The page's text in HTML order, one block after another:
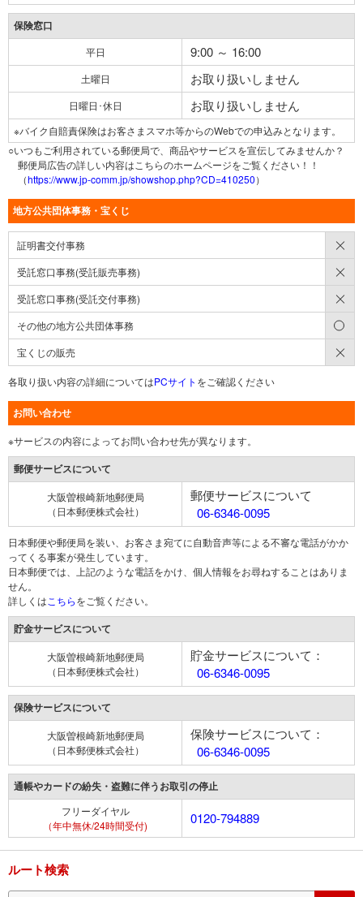
保険窓口
平日 9:00 ～ 16:00
土曜日 お取り扱いしません
日曜日･休日 お取り扱いしません
※バイク自賠責保険はお客さまスマホ等からのWebでの申込みとなります。
○いつもご利用されている郵便局で、商品やサービスを宣伝してみませんか？
郵便局広告の詳しい内容はこちらのホームページをご覧ください！！
（https://www.jp-comm.jp/showshop.php?CD=410250）
地方公共団体事務・宝くじ
証明書交付事務
受託窓口事務(受託販売事務)
受託窓口事務(受託交付事務)
その他の地方公共団体事務
宝くじの販売
各取り扱い内容の詳細についてはPCサイト をご確認ください
お問い合わせ
※サービスの内容によってお問い合わせ先が異なります。
郵便サービスについて
大阪曽根崎新地郵便局
（日本郵便株式会社）
郵便サービスについて
06-6346-0095
日本郵便や郵便局を装い、お客さま宛てに自動音声等による不審な電話がかか
ってくる事案が発生しています。
日本郵便では、上記のような電話をかけ、個人情報をお尋ねすることはありま
せん。
詳しくは こちらをご覧ください。
貯金サービスについて
大阪曽根崎新地郵便局
（日本郵便株式会社）
貯金サービスについて：
06-6346-0095
保険サービスについて
大阪曽根崎新地郵便局
（日本郵便株式会社）
保険サービスについて：
06-6346-0095
通帳やカードの紛失・盗難に伴うお取引の停止
フリーダイヤル
（年中無休/24時間受付)
0120-794889
ルート検索